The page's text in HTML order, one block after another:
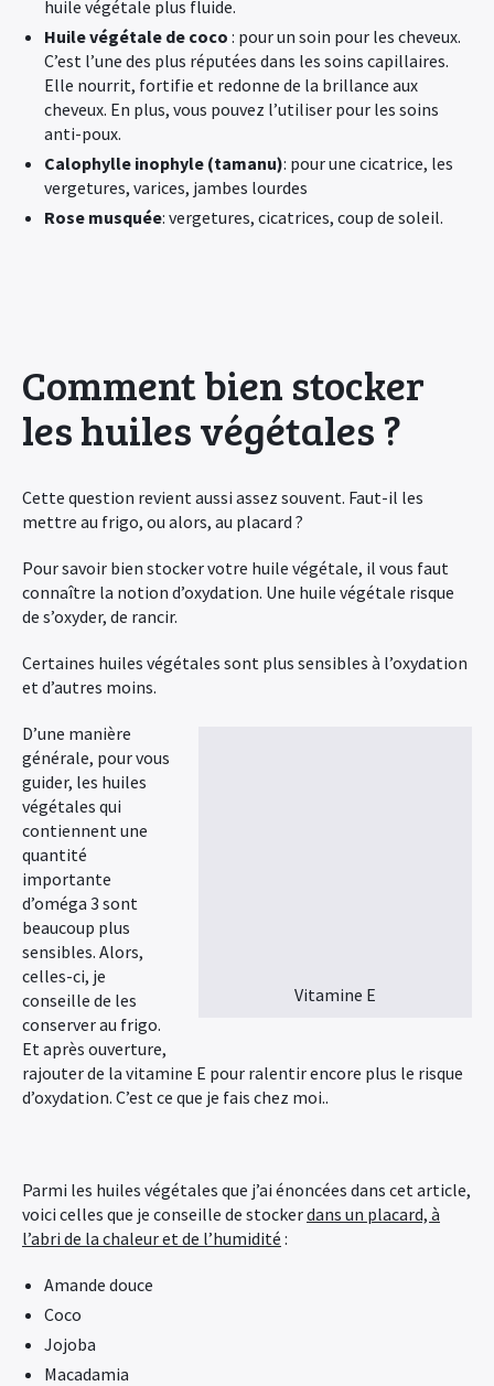
huile végétale plus fluide.
Huile végétale de coco : pour un soin pour les cheveux.
C’est l’une des plus réputées dans les soins capillaires.
Elle nourrit, fortifie et redonne de la brillance aux
cheveux. En plus, vous pouvez l’utiliser pour les soins
anti-poux.
Calophylle inophyle (tamanu): pour une cicatrice, les
vergetures, varices, jambes lourdes
Rose musquée: vergetures, cicatrices, coup de soleil.
Comment bien stocker
les huiles végétales ?
Cette question revient aussi assez souvent. Faut-il les
mettre au frigo, ou alors, au placard ?
Pour savoir bien stocker votre huile végétale, il vous faut
connaître la notion d’oxydation. Une huile végétale risque
de s’oxyder, de rancir.
Certaines huiles végétales sont plus sensibles à l’oxydation
et d’autres moins.
Vitamine E
D’une manière
générale, pour vous
guider, les huiles
végétales qui
contiennent une
quantité
importante
d’oméga 3 sont
beaucoup plus
sensibles. Alors,
celles-ci, je
conseille de les
conserver au frigo.
Et après ouverture,
rajouter de la vitamine E pour ralentir encore plus le risque
d’oxydation. C’est ce que je fais chez moi..
Parmi les huiles végétales que j’ai énoncées dans cet article,
voici celles que je conseille de stockerdans un placard, à
l’abri de la chaleur et de l’humidité :
Amande douce
Coco
Jojoba
Macadamia